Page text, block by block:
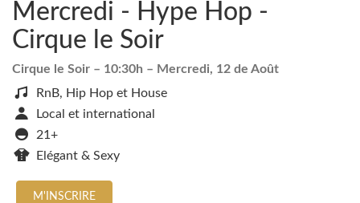
Mercredi - Hype Hop -
Cirque le Soir
Cirque le Soir – 10:30h – Mercredi, 12 de Août
RnB, Hip Hop et House
Local et international
21+
Elégant & Sexy
M'INSCRIRE